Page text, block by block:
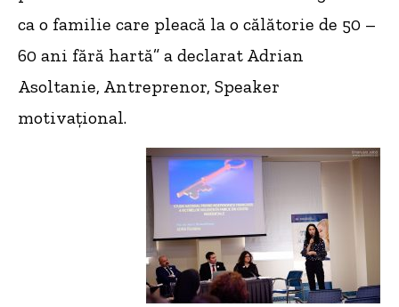
ca o familie care pleacă la o călătorie de 50 –
60 ani fără hartă” a declarat Adrian
Asoltanie, Antreprenor, Speaker
motivațional.